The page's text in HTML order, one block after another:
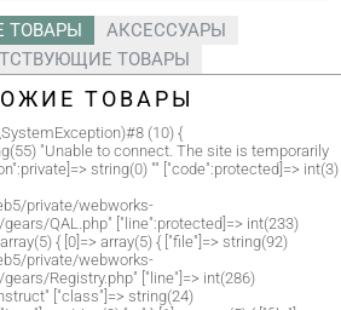
ТОВАРЫ
АКСЕССУАРЫ
ТОВАРЫ
ТОВАРЫ
(10) {
"Unable to connect. The site is temporarily
string(0) "" ["code":protected]=> int(3)
private/webworks-
QAL.php" ["line":protected]=> int(233)
{ [0]=> array(5) { ["file"]=> string(92)
private/webworks-
Registry.php" ["line"]=> int(286)
["class"]=> string(24)